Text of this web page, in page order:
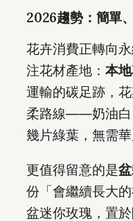
2026趨勢：簡單
花卉消費正轉向
注花材產地： 本
運輸的碳足跡，
柔路線——奶油白
幾片綠葉，無需華
更值得留意的是
份「會繼續長大
盆迷你玫瑰，置